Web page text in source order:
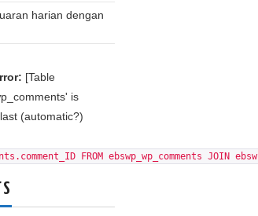
harian dengan
[Table
is
(automatic?)
FROM ebswp_wp_comments